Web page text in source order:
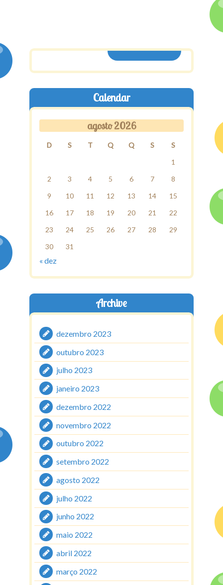
ASSINE AQUI
Calendar
agosto 2026
D S T Q Q S
S
1
2
3 4 5 6 7
8
9
10 11 12 13 14
15
16
17 18 19 20 21
22
23
24 25 26 27 28
29
30
31
« dez
Archive
dezembro 2023
outubro 2023
julho 2023
janeiro 2023
dezembro 2022
novembro 2022
outubro 2022
setembro 2022
agosto 2022
julho 2022
junho 2022
maio 2022
abril 2022
março 2022